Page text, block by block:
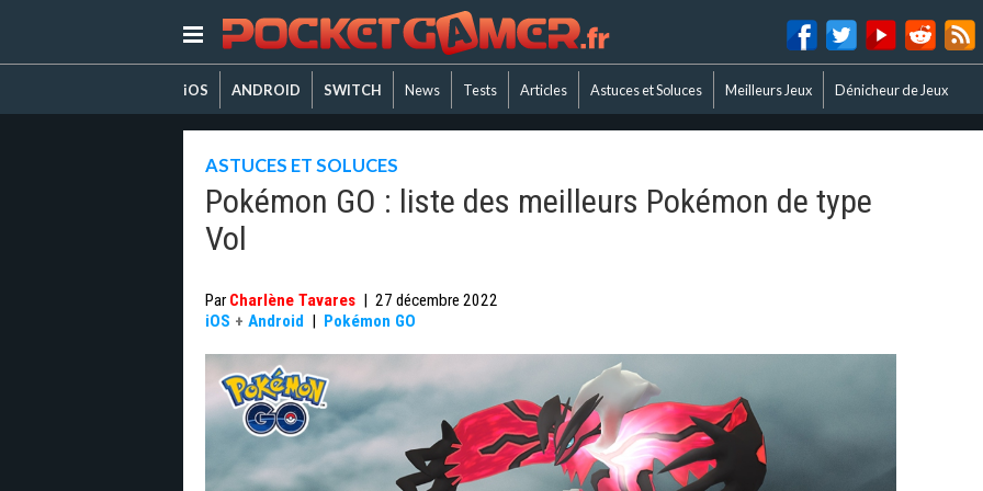
iOS ANDROID SWITCH News Tests Articles Astuces et Soluces Meilleurs Jeux Dénicheur de Jeux
ASTUCES ET SOLUCES
Pokémon GO : liste des meilleurs Pokémon de type
Vol
Par Charlène Tavares | 27 décembre 2022
iOS + Android | Pokémon GO